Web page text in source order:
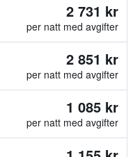
2 731 kr
per natt med avgifter
2 851 kr
per natt med avgifter
1 085 kr
per natt med avgifter